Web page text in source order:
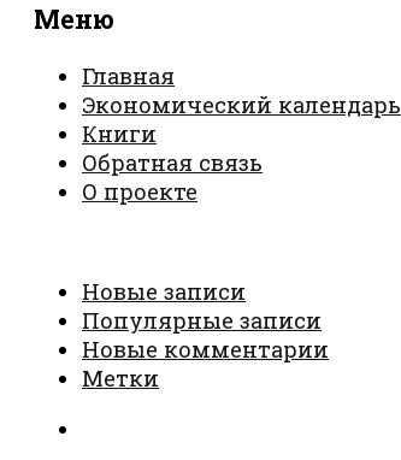
Меню
Главная
Экономический календарь
Книги
Обратная связь
О проекте
Новые записи
Популярные записи
Новые комментарии
Метки